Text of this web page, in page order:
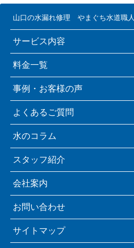
山口の水漏れ修理 やまぐち水道職人
サービス内容
料金一覧
事例・お客様の声
よくあるご質問
水のコラム
スタッフ紹介
会社案内
お問い合わせ
サイトマップ